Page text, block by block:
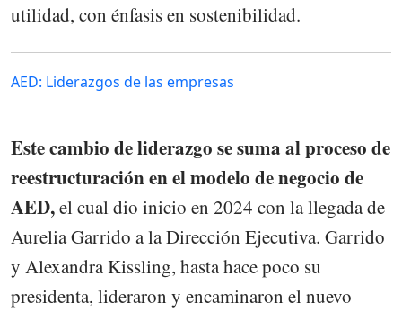
utilidad, con énfasis en sostenibilidad.
AED: Liderazgos de las empresas
Este cambio de liderazgo se suma al proceso de
reestructuración en el modelo de negocio de
AED,el cual dio inicio en 2024 con la llegada de
Aurelia Garrido a la Dirección Ejecutiva. Garrido
y Alexandra Kissling, hasta hace poco su
presidenta, lideraron y encaminaron el nuevo